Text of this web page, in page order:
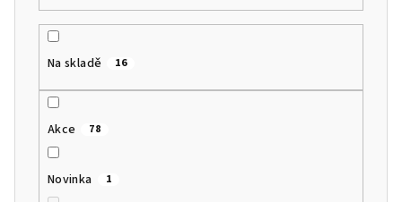
Na skladě 16
Akce 78
Novinka 1